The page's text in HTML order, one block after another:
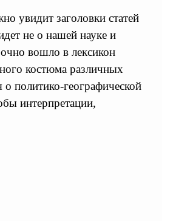
увидит заголовки статей
не о нашей науке и
вошло в лексикон
костюма различных
политико-географической
интерпретации,